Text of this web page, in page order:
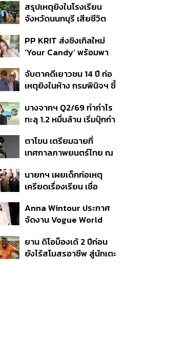
ที่ดิน เคลียร์ใบอนุญาต
โรงแรมค้าง 7 ปี
สรุปเหตุยิงในโรงเรียน
จังหวัดนนทบุรี เสียชีวิต
ปมค้นประวัติคดีกราดยิงที่
สหรัฐฯ
PP KRIT ส่งซิงเกิลใหม่
‘Your Candy’ พร้อมพา
สิกวิดีโอ
จับตาคดีเยาวชน 14 ปี ก่อ
เหตุยิงในห้าง กรมพินิจฯ ชี้
เนื่อง ประเมินปล่อยตัว
บางจากฯ Q2/69 ทำกำไร
ทะลุ 1.2 หมื่นล้าน เริ่มบุ๊กกำ
แรก หนุนรายได้ครึ่งปีทะลุ
3.2 แสนล้าน
ตาโขน เตรียมฉายที่
เทศกาลภาพยนตร์ไทย ณ
นายกฯ เผยเด็กก่อเหตุ
เครียดเรื่องเรียน เชื่อ
กระสุนอีกกว่า 30 นัด หาก
ไม่จบชีวิตตัวเองอาจสูญ
Anna Wintour ประกาศ
จัดงาน Vogue World
ยาน ดิโอม็องเด้ 2 ปีก่อน
ยังไร้สโมสรอาชีพ สู่นักเตะ